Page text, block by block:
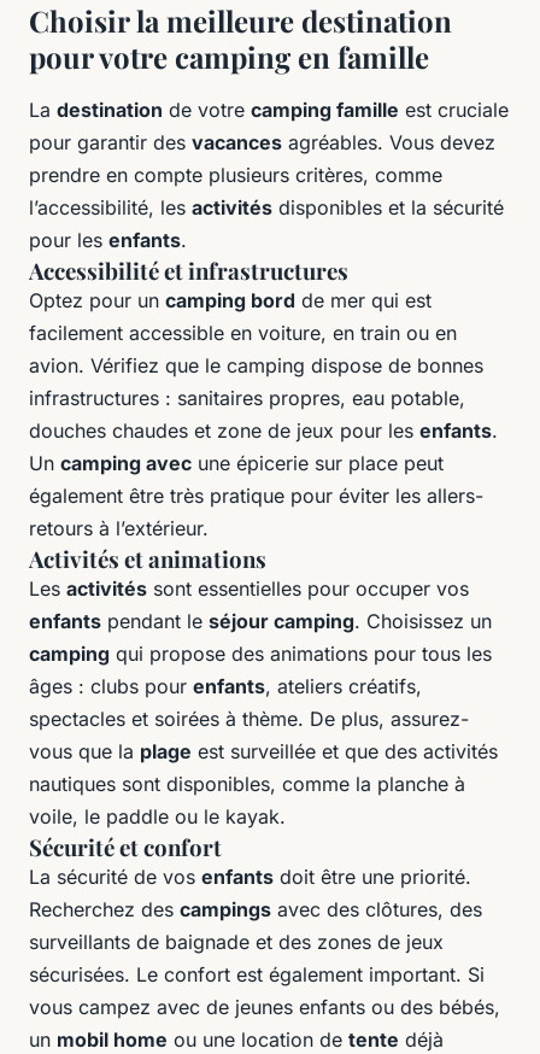
Choisir la meilleure destination
pour votre camping en famille
La destination de votre camping famille est cruciale
pour garantir des vacances agréables. Vous devez
prendre en compte plusieurs critères, comme
l’accessibilité, les activités disponibles et la sécurité
pour les enfants.
Accessibilité et infrastructures
Optez pour un camping bord de mer qui est
facilement accessible en voiture, en train ou en
avion. Vérifiez que le camping dispose de bonnes
infrastructures : sanitaires propres, eau potable,
douches chaudes et zone de jeux pour les enfants.
Un camping avec une épicerie sur place peut
également être très pratique pour éviter les allers-
retours à l’extérieur.
Activités et animations
Les activités sont essentielles pour occuper vos
enfants pendant le séjour camping. Choisissez un
camping qui propose des animations pour tous les
âges : clubs pour enfants, ateliers créatifs,
spectacles et soirées à thème. De plus, assurez-
vous que la plage est surveillée et que des activités
nautiques sont disponibles, comme la planche à
voile, le paddle ou le kayak.
Sécurité et confort
La sécurité de vos enfants doit être une priorité.
Recherchez des campings avec des clôtures, des
surveillants de baignade et des zones de jeux
sécurisées. Le confort est également important. Si
vous campez avec de jeunes enfants ou des bébés,
un mobil home ou une location de tente déjà